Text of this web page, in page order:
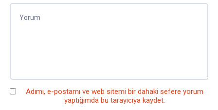
Adımı, e-postamı ve web sitemi bir dahaki sefere yorum
yaptığımda bu tarayıcıya kaydet.